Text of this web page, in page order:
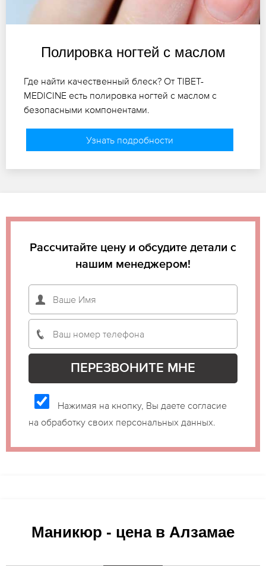
Полировка ногтей с маслом
Где найти качественный блеск? От TIBET-
MEDICINE есть полировка ногтей с маслом с
безопасными компонентами.
Узнать подробности
Рассчитайте цену и обсудите детали с
нашим менеджером!
Нажимая на кнопку, Вы даете согласие
на обработку своих персональных данных.
Маникюр - цена в Алзамае